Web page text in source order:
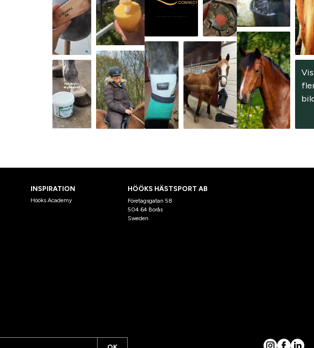
INSPIRATION
Hööks Academy
HÖÖKS HÄSTSPORT AB
Företagsgatan 58
504 64 Borås
Sweden